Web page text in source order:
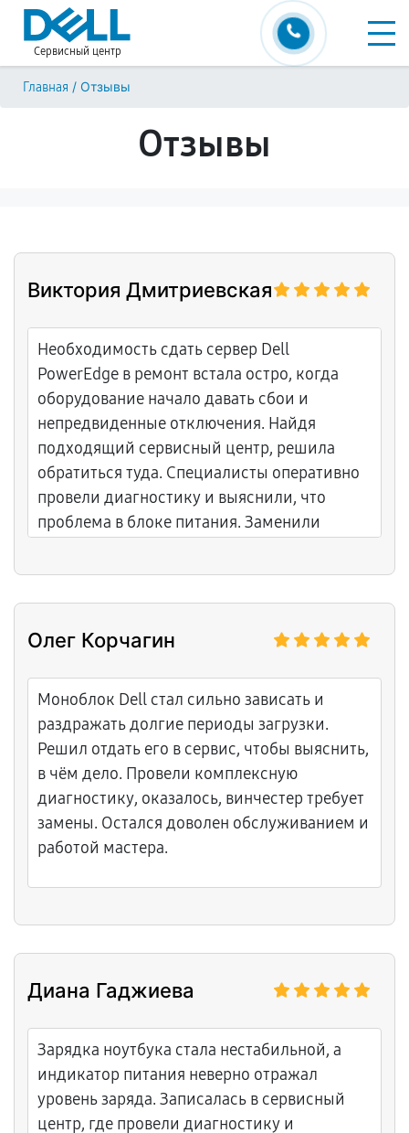
Сервисный центр
Главная / Отзывы
Отзывы
Виктория Дмитриевская
Необходимость сдать сервер Dell
PowerEdge в ремонт встала остро, когда
оборудование начало давать сбои и
непредвиденные отключения. Найдя
подходящий сервисный центр, решила
обратиться туда. Специалисты оперативно
провели диагностику и выяснили, что
проблема в блоке питания. Заменили
функционирует без перерывов.
Олег Корчагин
Моноблок Dell стал сильно зависать и
раздражать долгие периоды загрузки.
Решил отдать его в сервис, чтобы выяснить,
в чём дело. Провели комплексную
диагностику, оказалось, винчестер требует
замены. Остался доволен обслуживанием и
работой мастера.
Диана Гаджиева
Зарядка ноутбука стала нестабильной, а
индикатор питания неверно отражал
уровень заряда. Записалась в сервисный
центр, где провели диагностику и